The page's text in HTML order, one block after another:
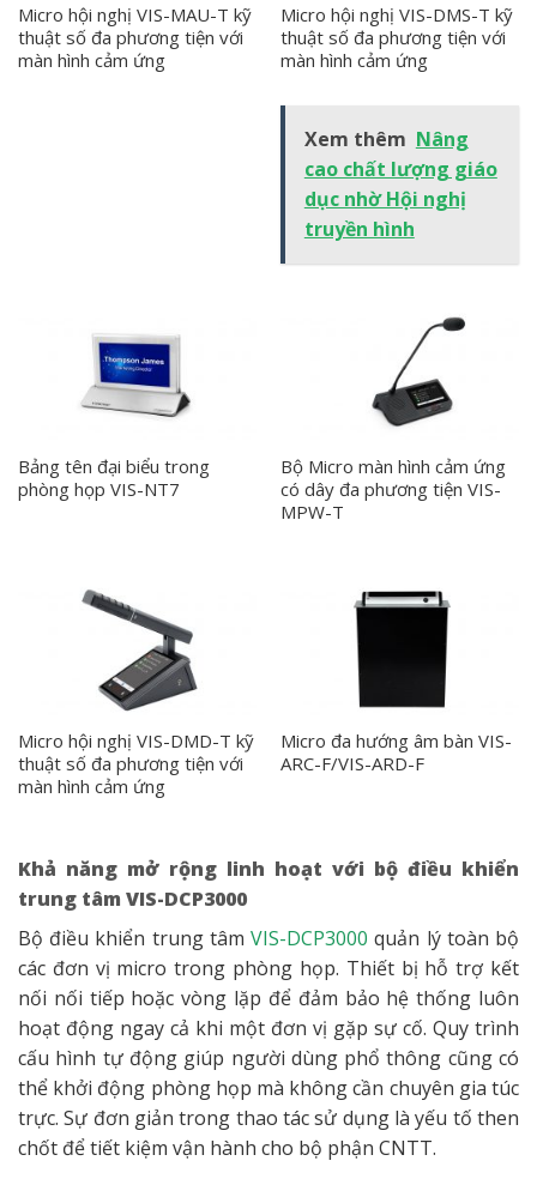
Micro hội nghị VIS-MAU-T kỹ
thuật số đa phương tiện với
màn hình cảm ứng
Micro hội nghị VIS-DMS-T kỹ
thuật số đa phương tiện với
màn hình cảm ứng
Xem thêm Nâng
cao chất lượng giáo
dục nhờ Hội nghị
truyền hình
Bảng tên đại biểu trong
phòng họp VIS-NT7
Bộ Micro màn hình cảm ứng
có dây đa phương tiện VIS-
MPW-T
Micro hội nghị VIS-DMD-T kỹ
thuật số đa phương tiện với
màn hình cảm ứng
Micro đa hướng âm bàn VIS-
ARC-F/VIS-ARD-F
Khả năng mở rộng linh hoạt với bộ điều khiển
trung tâm VIS-DCP3000
Bộ điều khiển trung tâmVIS-DCP3000 quản lý toàn bộ
các đơn vị micro trong phòng họp. Thiết bị hỗ trợ kết
nối nối tiếp hoặc vòng lặp để đảm bảo hệ thống luôn
hoạt động ngay cả khi một đơn vị gặp sự cố. Quy trình
cấu hình tự động giúp người dùng phổ thông cũng có
thể khởi động phòng họp mà không cần chuyên gia túc
trực. Sự đơn giản trong thao tác sử dụng là yếu tố then
chốt để tiết kiệm vận hành cho bộ phận CNTT.